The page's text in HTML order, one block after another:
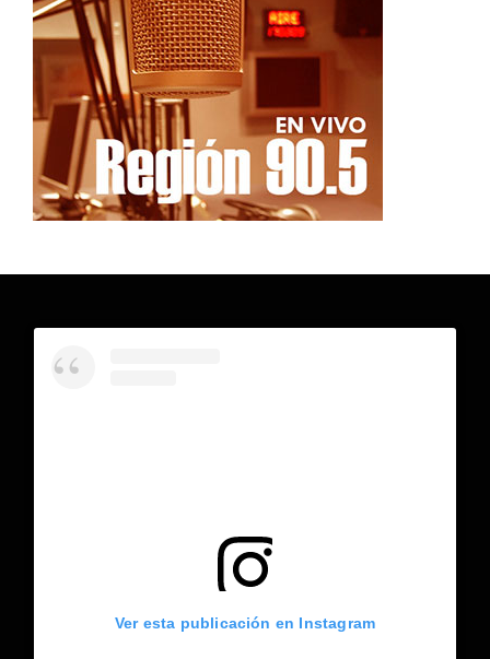
Ver esta publicación en Instagram